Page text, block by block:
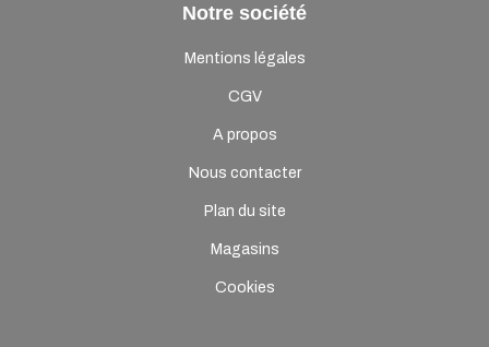
Notre société
Mentions légales
CGV
A propos
Nous contacter
Plan du site
Magasins
Cookies